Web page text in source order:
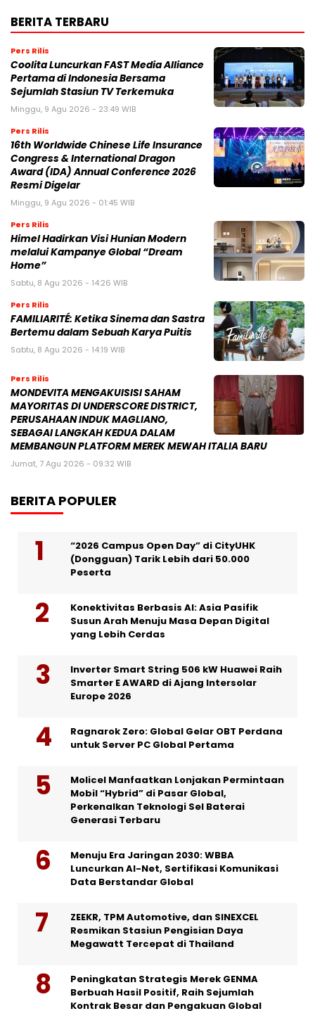
BERITA TERBARU
Pers Rilis
Coolita Luncurkan FAST Media Alliance
Pertama di Indonesia Bersama
Sejumlah Stasiun TV Terkemuka
Minggu, 9 Agu 2026 - 23:49 WIB
Pers Rilis
16th Worldwide Chinese Life Insurance
Congress & International Dragon
Award (IDA) Annual Conference 2026
Resmi Digelar
Minggu, 9 Agu 2026 - 01:45 WIB
Pers Rilis
Himel Hadirkan Visi Hunian Modern
melalui Kampanye Global “Dream
Home”
Sabtu, 8 Agu 2026 - 14:26 WIB
Pers Rilis
FAMILIARITÉ: Ketika Sinema dan Sastra
Bertemu dalam Sebuah Karya Puitis
Sabtu, 8 Agu 2026 - 14:19 WIB
Pers Rilis
MONDEVITA MENGAKUISISI SAHAM
MAYORITAS DI UNDERSCORE DISTRICT,
PERUSAHAAN INDUK MAGLIANO,
SEBAGAI LANGKAH KEDUA DALAM
MEMBANGUN PLATFORM MEREK MEWAH ITALIA BARU
Jumat, 7 Agu 2026 - 09:32 WIB
BERITA POPULER
“2026 Campus Open Day” di CityUHK
(Dongguan) Tarik Lebih dari 50.000
Peserta
Konektivitas Berbasis AI: Asia Pasifik
Susun Arah Menuju Masa Depan Digital
yang Lebih Cerdas
Inverter Smart String 506 kW Huawei Raih
Smarter E AWARD di Ajang Intersolar
Europe 2026
Ragnarok Zero: Global Gelar OBT Perdana
untuk Server PC Global Pertama
Molicel Manfaatkan Lonjakan Permintaan
Mobil “Hybrid” di Pasar Global,
Perkenalkan Teknologi Sel Baterai
Generasi Terbaru
Menuju Era Jaringan 2030: WBBA
Luncurkan AI-Net, Sertifikasi Komunikasi
Data Berstandar Global
ZEEKR, TPM Automotive, dan SINEXCEL
Resmikan Stasiun Pengisian Daya
Megawatt Tercepat di Thailand
Peningkatan Strategis Merek GENMA
Berbuah Hasil Positif, Raih Sejumlah
Kontrak Besar dan Pengakuan Global